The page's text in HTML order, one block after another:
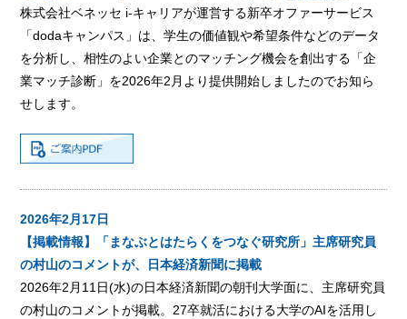
株式会社ベネッセ i-キャリアが運営する新卒オファーサービス
「dodaキャンパス」は、学生の価値観や希望条件などのデータ
を分析し、相性のよい企業とのマッチング機会を創出する「企
業マッチ診断」を2026年2月より提供開始しましたのでお知ら
せします。
2026年2月17日
【掲載情報】「まなぶとはたらくをつなぐ研究所」主席研究員
の村山のコメントが、日本経済新聞に掲載
2026年2月11日(水)の日本経済新聞の朝刊大学面に、主席研究員
の村山のコメントが掲載。27卒就活における大学のAIを活用し